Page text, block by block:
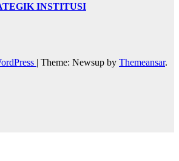
INSTITUSI
| Theme: Newsup by Themeansar.